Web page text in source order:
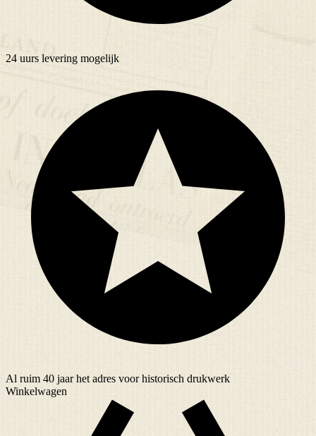
24 uurs levering mogelijk
Al ruim 40 jaarhet adres voor historisch drukwerk
Winkelwagen